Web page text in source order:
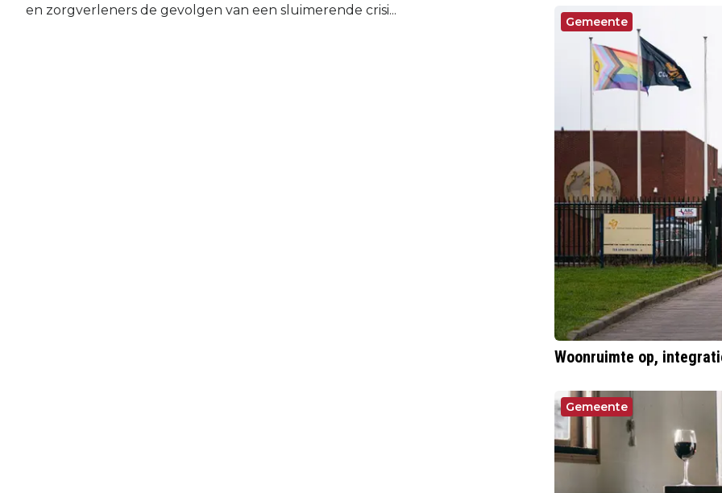
en zorgverleners de gevolgen van een sluimerende crisi...
Gemeente
Woonruimte op,
Gemeente